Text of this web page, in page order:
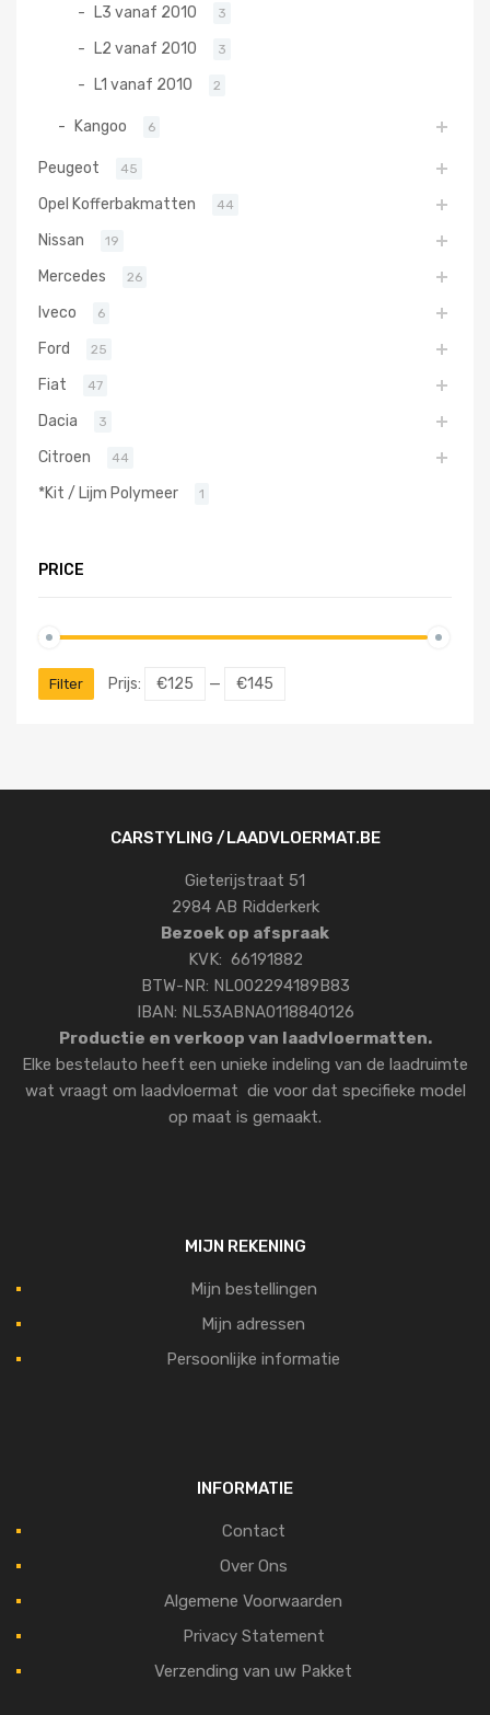
L3 vanaf 2010 3
L2 vanaf 2010 3
L1 vanaf 2010 2
Kangoo 6
Peugeot 45
Opel Kofferbakmatten 44
Nissan 19
Mercedes 26
Iveco 6
Ford 25
Fiat 47
Dacia 3
Citroen 44
*Kit / Lijm Polymeer 1
PRICE
Filter Prijs: €125 — €145
CARSTYLING /LAADVLOERMAT.BE
Gieterijstraat 51
2984 AB Ridderkerk
Bezoek op afspraak
KVK: 66191882
BTW-NR: NL002294189B83
IBAN: NL53ABNA0118840126
Productie en verkoop van laadvloermatten.
Elke bestelauto heeft een unieke indeling van de laadruimte
wat vraagt om laadvloermat die voor dat specifieke model
op maat is gemaakt.
MIJN REKENING
Mijn bestellingen
Mijn adressen
Persoonlijke informatie
INFORMATIE
Contact
Over Ons
Algemene Voorwaarden
Privacy Statement
Verzending van uw Pakket